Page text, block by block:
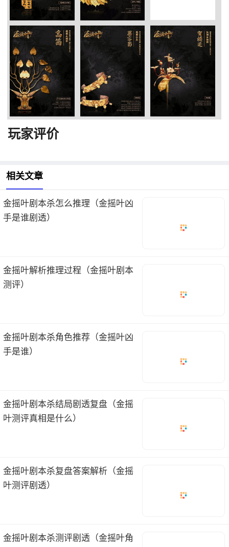
玩家评价
相关文章
金摇叶剧本杀怎么推理（金摇叶凶
手是谁剧透）
金摇叶解析推理过程（金摇叶剧本
测评）
金摇叶剧本杀角色推荐（金摇叶凶
手是谁）
金摇叶剧本杀结局剧透复盘（金摇
叶测评真相是什么）
金摇叶剧本杀复盘答案解析（金摇
叶测评剧透）
金摇叶剧本杀测评剧透（金摇叶角